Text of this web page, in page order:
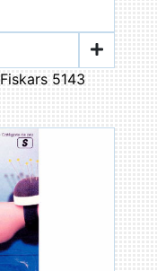
5143